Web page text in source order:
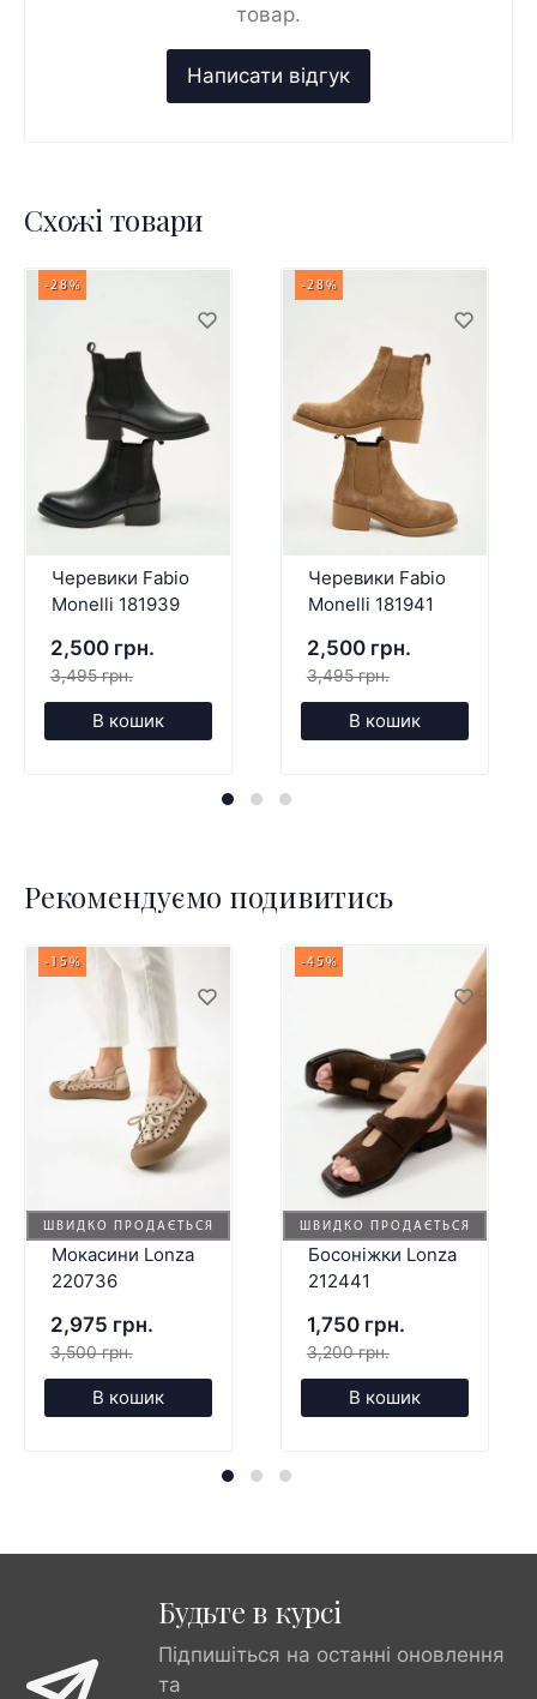
товар.
Схожі товари
-28%
Черевики Fabio
Monelli 181939
2,500 грн.
3,495 грн.
В кошик
-28%
Черевики Fabio
Monelli 181941
2,500 грн.
3,495 грн.
В кошик
Рекомендуємо подивитись
ШВИДКО ПРОДАЄТЬСЯ
-15%
Мокасини Lonza
220736
2,975 грн.
3,500 грн.
В кошик
ШВИДКО ПРОДАЄТЬСЯ
-45%
Босоніжки Lonza
212441
1,750 грн.
3,200 грн.
В кошик
Будьте в курсі
Підпишіться на останні оновлення
та